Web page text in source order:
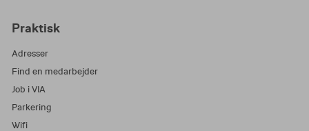
Praktisk
Adresser
Find en medarbejder
Job i VIA
Parkering
Wifi